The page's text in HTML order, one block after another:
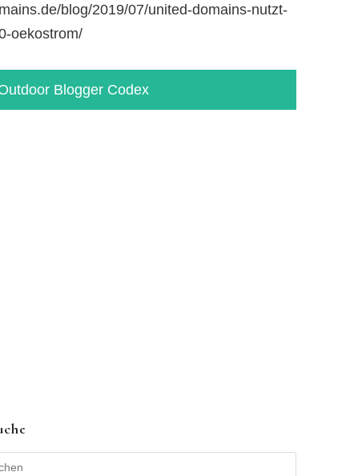
blog/2019/07/united-domains-nutzt-
oekostrom/
Blogger Codex